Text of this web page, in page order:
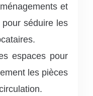
et
séduire les
espaces pour
les pièces